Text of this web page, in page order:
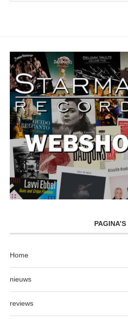
PAGINA’S
Home
nieuws
reviews